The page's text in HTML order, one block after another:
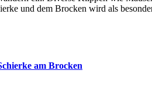
und dem Brocken wird als
am Brocken